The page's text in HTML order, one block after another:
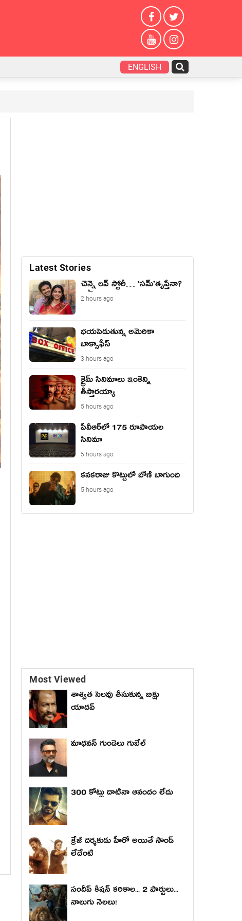
ENGLISH
Latest Stories
చెన్నై లవ్ స్టోరీ… ‘సమ్’తృప్తేనా?
2 hours ago
భయపెడుతున్న అమెరికా
బాక్సాఫీస్
3 hours ago
క్రైమ్ సినిమాలు ఇంకెన్ని
తీస్తారయ్యా
5 hours ago
పీవీఆర్‌లో 175 రూపాయల
సినిమా
5 hours ago
కనకరాజు కొట్టులో బోణీ బాగుంది
5 hours ago
Most Viewed
శాశ్వత సెలవు తీసుకున్న బిక్షు
యాదవ్
మాధ‌వ‌న్ గుండెలు గుబేల్‌
300 కోట్లు దాటినా ఆనందం లేదు
క్రేజీ దర్శకుడు హీరో అయితే సౌండ్
లేదేంటి
సందీప్ కిషన్ కరికాల... 2 పార్టులు...
నాలుగు నెలలు!